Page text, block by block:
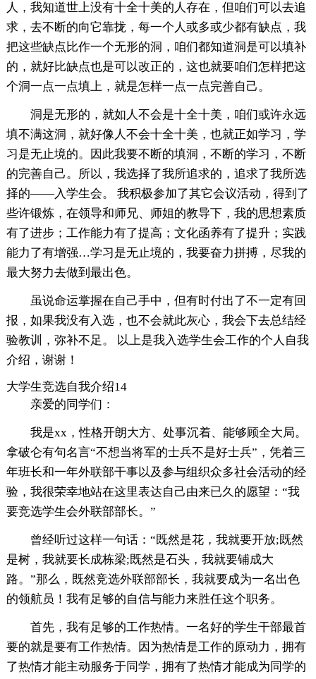
人，我知道世上没有十全十美的人存在，但咱们可以去追
求，去不断的向它靠拢，每一个人或多或少都有缺点，我
把这些缺点比作一个无形的洞，咱们都知道洞是可以填补
的，就好比缺点也是可以改正的，这也就要咱们怎样把这
个洞一点一点填上，就是怎样一点一点完善自己。
洞是无形的，就如人不会是十全十美，咱们或许永远
填不满这洞，就好像人不会十全十美，也就正如学习，学
习是无止境的。因此我要不断的填洞，不断的学习，不断
的完善自己。所以，我选择了我所追求的，追求了我所选
择的——入学生会。 我积极参加了其它会议活动，得到了
些许锻炼，在领导和师兄、师姐的教导下，我的思想素质
有了进步；工作能力有了提高；文化函养有了提升；实践
能力了有增强…学习是无止境的，我要奋力拼搏，尽我的
最大努力去做到最出色。
虽说命运掌握在自己手中，但有时付出了不一定有回
报，如果我没有入选，也不会就此灰心，我会下去总结经
验教训，弥补不足。 以上是我入选学生会工作的个人自我
介绍，谢谢！
大学生竞选自我介绍14
亲爱的同学们：
我是xx，性格开朗大方、处事沉着、能够顾全大局。
拿破仑有句名言“不想当将军的士兵不是好士兵”，凭着三
年班长和一年外联部干事以及参与组织众多社会活动的经
验，我很荣幸地站在这里表达自己由来已久的愿望：“我
要竞选学生会外联部部长。”
曾经听过这样一句话：“既然是花，我就要开放;既然
是树，我就要长成栋梁;既然是石头，我就要铺成大
路。”那么，既然竞选外联部部长，我就要成为一名出色
的领航员！我有足够的自信与能力来胜任这个职务。
首先，我有足够的工作热情。一名好的学生干部最首
要的就是要有工作热情。因为热情是工作的原动力，拥有
了热情才能主动服务于同学，拥有了热情才能成为同学的